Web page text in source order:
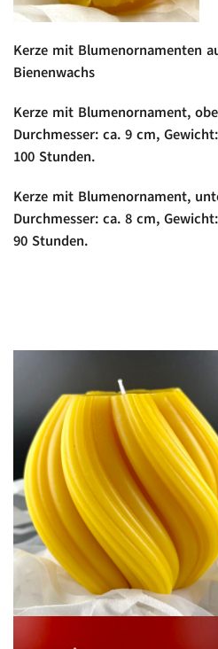
Kerze mit Blumenornamenten
Bienenwachs
Kerze mit Blumenornament,
Durchmesser: ca. 9 cm,
100 Stunden.
Kerze mit Blumenornament,
Durchmesser: ca. 8 cm,
90 Stunden.